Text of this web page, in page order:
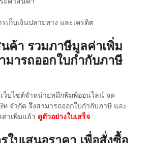
เก็บเงินปลายทาง และเครดิต
ค้า รวมภาษีมูลค่าเพิ่ม
มารถออกใบกำกับภาษี
ว็บไซต์จำหน่ายหมึกพิมพ์ออนไลน์ จด
จำกัด จึงสามารถออกใบกำกับภาษี และ
าเพิ่มแล้ว ดูตัวอย่างใบเสร็จ
ใบเสนอราคา เพื่อสั่งซื้อ